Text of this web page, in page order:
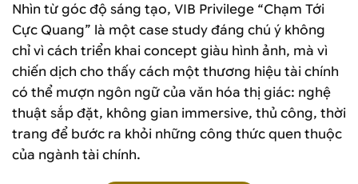
Nhìn từ góc độ sáng tạo, VIB Privilege “Chạm Tới
Cực Quang” là một case study đáng chú ý không
chỉ vì cách triển khai concept giàu hình ảnh, mà vì
chiến dịch cho thấy cách một thương hiệu tài chính
có thể mượn ngôn ngữ của văn hóa thị giác: nghệ
thuật sắp đặt, không gian immersive, thủ công, thời
trang để bước ra khỏi những công thức quen thuộc
của ngành tài chính.